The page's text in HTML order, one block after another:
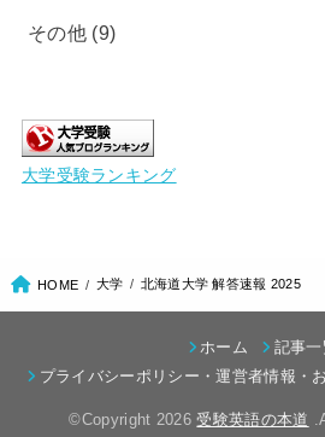
その他 (9)
大学受験ランキング
HOME 大学 北海道大学 解答速報 2025
ホーム
記事一
プライバシーポリシー・運営者情報・
©Copyright 2026受験英語の本道